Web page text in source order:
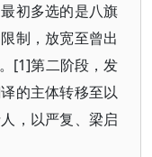
初多选的是八旗
制，放宽至曾出
[1]第二阶段，发
的主体转移至以
，以严复、梁启